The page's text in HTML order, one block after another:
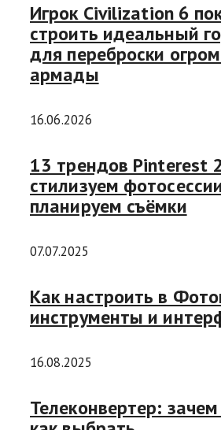
Игрок Civilization 6
строить идеальный
для переброски
армады
16.06.2026
13 трендов Pinterest
стилизуем
планируем съёмки
07.07.2025
Как настроить в
инструменты и
16.08.2025
Телеконвертер: